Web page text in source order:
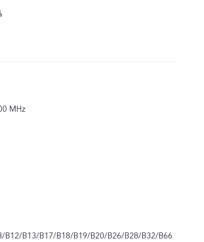
MHz
B12/B13/B17/B18/B19/B20/B26/B28/B32/B66